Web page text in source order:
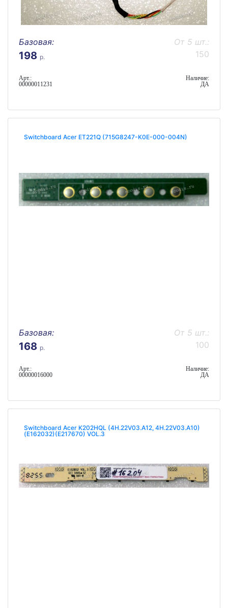
Базовая:
198 р.
От 5 шт.:
150
Арт.:
00000011231
Наличие:
ДА
Switchboard Acer ET221Q (715G8247-K0E-000-004N)
Базовая:
168 р.
От 5 шт.:
100
Арт.:
00000016000
Наличие:
ДА
Switchboard Acer K202HQL (4H.22V03.A12, 4H.22V03.A10)
(E162032)(E217670) VOL.3